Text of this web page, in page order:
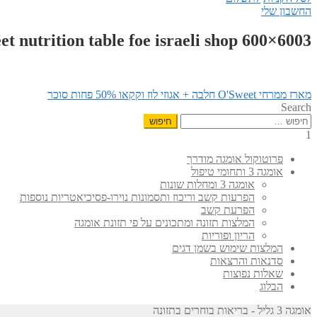
החשבון שלי
nutrition table foe israeli shop 600×6003
ניווט
הפוסט
הקודם:
מארז ממרחי O'Sweet חלבה + אגוזי לוז וקקאו 50% פחות סוכר
Search
חיפוש:
1
פרוטוקול אומגה מודרך
אומגה 3 ותחומי טיפול
אומגה 3 ומחלות שונות
הפרעות קשב וריכוז ותסמונות נוירו-פסיכיאטריות נוספות
הפרעת קשב
המלצות תזונה ומתכונים על פי תזונת אומגה
הריון ופוריות
המלצות שימוש בשמן דגים
סדנאות והרצאות
שאלות נפוצות
הבלוג
אומגה 3 גליל - בריאות בוחרים בתזונה